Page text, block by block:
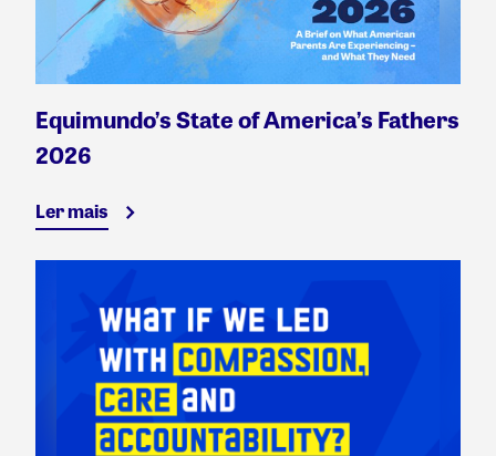
Equimundo’s State of America’s Fathers
2026
Ler mais